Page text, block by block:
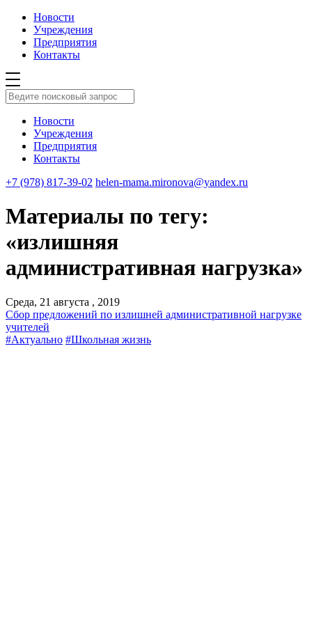
Новости
Учреждения
Предприятия
Контакты
Новости
Учреждения
Предприятия
Контакты
+7 (978) 817-39-02 helen-mama.mironova@yandex.ru
Материалы по тегу:
«излишняя
административная нагрузка»
Среда, 21 августа , 2019
Сбор предложений по излишней административной нагрузке
учителей
#Актуально #Школьная жизнь